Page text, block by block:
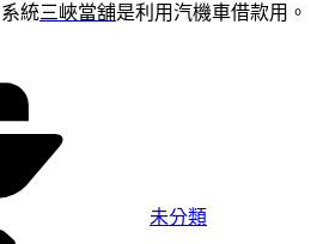
統三峽當舖是利用汽機車借款用。
未分類